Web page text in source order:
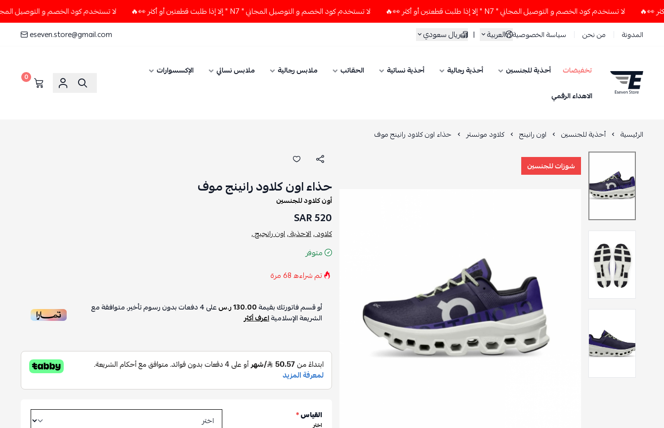
لا تستخدم كود الخصم و التوصيل المجاني " N7 " إلا إذا طلبت قطعتين أو أكثر 👀🔥 لا تستخدم كود الخصم و التوصيل المجاني " N7 " إلا إذا طلبت قطعتين أو أكثر 👀🔥 لا تستخدم كود الخصم و التوصيل المجاني " N7 " إلا إذا طلبت قطعتين أو أكثر 👀🔥
المدونة من نحن سياسة الخصوصية العربية | ريال سعودي eseven.store@gmail.com
ESEVEN STORE
تخفيضات أحذية للجنسين أحذية رجالية أحذية نسائية الحقائب ملابس رجالية ملابس نسائي
الإكسسوارات
الاهداء الرقمي
0
الرئيسية أحذية للجنسين اون رانينج كلاود مونستر حذاء اون كلاود رانينج موف
شوزات للجنسين
حذاء اون كلاود رانينج موف
أون كلاود للجنسين
520 SAR
كلاود ,الاحذية ,اون رانجيج ,
متوفر
تم شراءه68مرة
أو قسم فاتورتك بقيمة130.00 ر.س على4دفعات بدون رسوم تأخير، متوافقة مع
الشريعة الإسلاميةاعرف أكثر
القياس*
اختر